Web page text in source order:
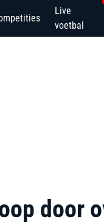
Live
voetbal
door